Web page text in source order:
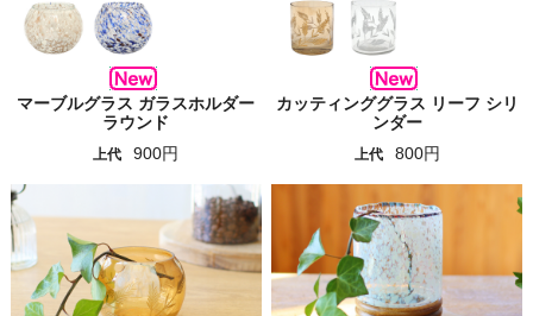
マーブルグラス ガラスホルダー
ラウンド
上代 900円
カッティンググラス リーフ シリ
ンダー
上代 800円